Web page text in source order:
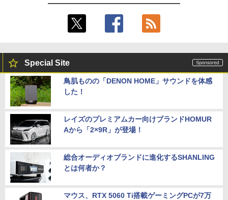
Special Site
鳥肌ものの「DENON HOME」サウンドを体感
した！
レイズのプレミアムカー向けブランドHOMUR
Aから「2×9R」が登場！
総合オーディオブランドに進化するSHANLING
とは何者か？
マウス、RTX 5060 Ti搭載ゲーミングPCが7万